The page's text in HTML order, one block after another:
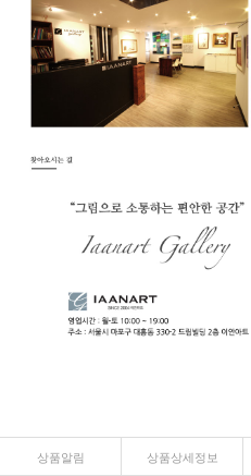
상품알림 상품상세정보